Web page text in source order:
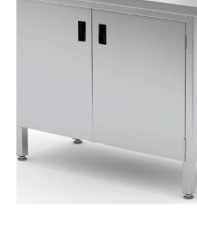
Accesorii pentru balustrade
Elemente de fixare și șuruburi